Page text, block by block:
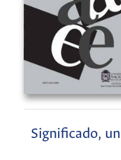
Significado,